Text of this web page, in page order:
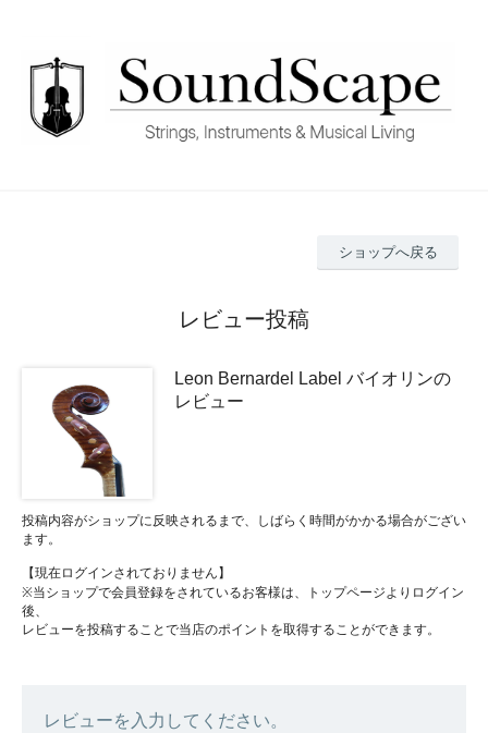
ショップへ戻る
レビュー投稿
Leon Bernardel Label バイオリンの
レビュー
投稿内容がショップに反映されるまで、しばらく時間がかかる場合がござい
ます。
【現在ログインされておりません】
※当ショップで会員登録をされているお客様は、トップページよりログイン
後、
レビューを投稿することで当店のポイントを取得することができます。
レビューを入力してください。